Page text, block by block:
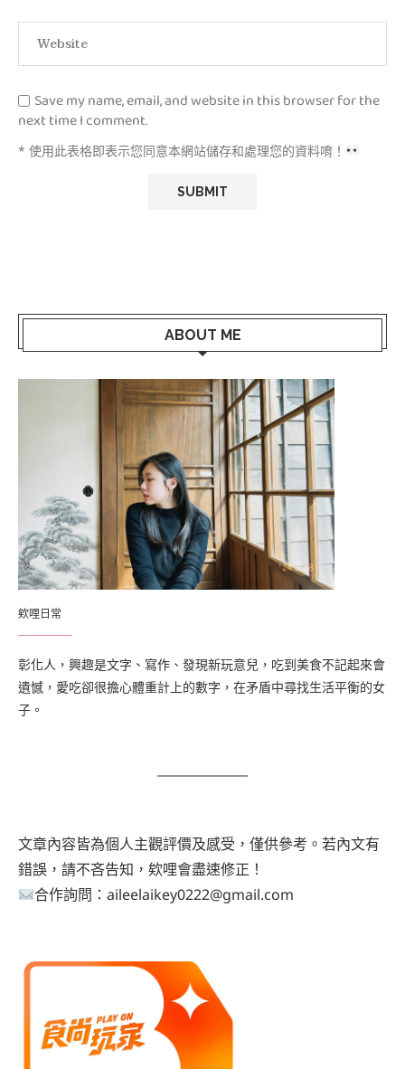
Save my name, email, and website in this browser for the
next time I comment.
* 使用此表格即表示您同意本網站儲存和處理您的資料唷！
ABOUT ME
欸哩日常
彰化人，興趣是文字、寫作、發現新玩意兒，吃到美食不記起來會
遺憾，愛吃卻很擔心體重計上的數字，在矛盾中尋找生活平衡的女
子。
文章內容皆為個人主觀評價及感受，僅供參考。若內文有
錯誤，請不吝告知，欸哩會盡速修正！
合作詢問：aileelaikey0222@gmail.com